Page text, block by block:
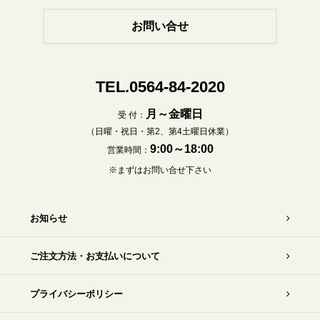
お問い合せ
TEL.0564-84-2020
受 付： 月～金曜日
（日曜・祝日・第2、第4土曜日休業）
営業時間： 9:00～18:00
※まずはお問い合せ下さい
お知らせ
ご注文方法・お支払いについて
プライバシーポリシー